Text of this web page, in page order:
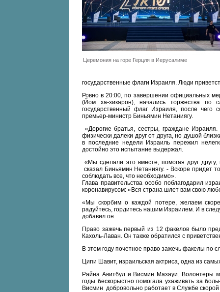
Церемония на горе Герцля в Иерусалиме
государственные флаги Израиля. Люди
Ровно в 20:00, по завершении официальных
(Йом ха-зикарон), начались торжества по
государственный флаг Израиля, после чего
премьер-министр Биньямин Нетаниягу.
«Дорогие братья, сестры, граждане
физически далеки друг от друга, но душой
в последние недели Израиль пережил
достойно это испытание выдержал.
«Мы сделали это вместе, помогая друг
сказал Биньямин Нетаниягу. - Вскоре придет
соблюдать все, что необходимо».
Глава правительства особо поблагодарил
коронавирусом: «Вся страна шлет вам свою
«Мы скорбим о каждой потере, желаем
радуйтесь, гордитесь нашим Израилем. И в
добавил он.
Право зажечь первый из 12 факелов было
Кахоль-Лаван. Он также обратился с
В этом году почетное право зажечь факелы по
Ципи Шавит, израильская актриса, одна из
Райна Авитбул и Висмин Мазауи. Волонтеры
годы бескорыстно помогала ухаживать за
Висмин добровольно работает в Службе